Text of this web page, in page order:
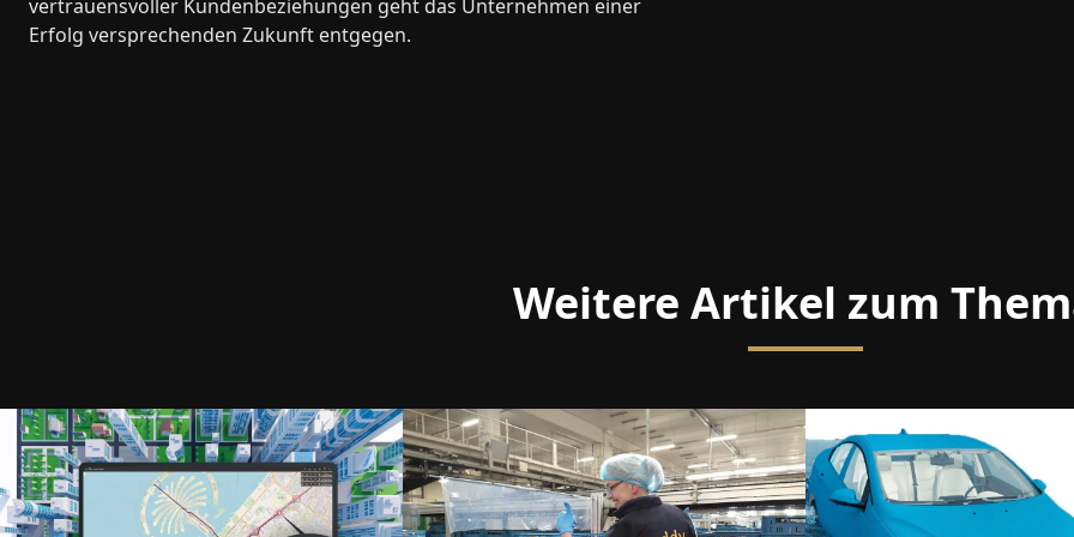
vertrauensvoller Kundenbeziehungen geht das Unternehmen einer
Erfolg versprechenden Zukunft entgegen.
Weitere Artikel zum